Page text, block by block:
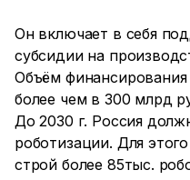
Он включает в себя
субсидии на
Объём
более чем в 300 млрд
До 2030 г. Россия
роботизации. Для
строй более 85тыс.